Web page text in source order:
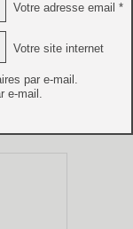
Votre adresse email *
Votre site internet
par e-mail.
e-mail.